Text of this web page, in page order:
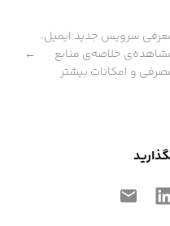
سرویس جدید ایمیل،
خلاصه‌ی منابع
و امکانات بیشتر
←